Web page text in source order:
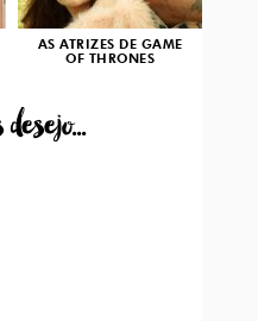
AS ATRIZES DE GAME
OF THRONES